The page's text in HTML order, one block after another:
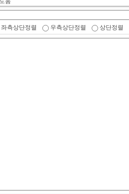
좌측상단정렬 우측상단정렬 상단정렬